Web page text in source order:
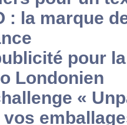
: la marque
pour
Londonien
«